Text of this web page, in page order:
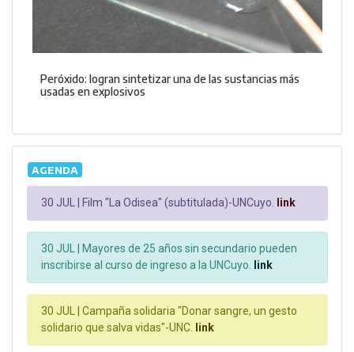
Peróxido: logran sintetizar una de las sustancias más
usadas en explosivos
AGENDA
30 JUL | Film "La Odisea" (subtitulada)-UNCuyo. link
30 JUL |
Mayores de 25 años sin secundario pueden
inscribirse al curso de ingreso a la UNCuyo.
link
30 JUL |
Campaña solidaria "Donar sangre, un gesto
solidario que salva vidas"-UNC.
link